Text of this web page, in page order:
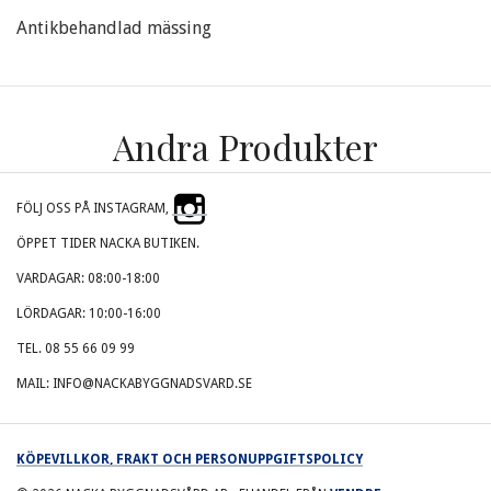
Antikbehandlad mässing
Andra Produkter
FÖLJ OSS PÅ INSTAGRAM,
ÖPPET TIDER NACKA BUTIKEN.
VARDAGAR: 08:00-18:00
LÖRDAGAR: 10:00-16:00
TEL. 08 55 66 09 99
MAIL: INFO@NACKABYGGNADSVARD.SE
KÖPEVILLKOR, FRAKT OCH PERSONUPPGIFTSPOLICY